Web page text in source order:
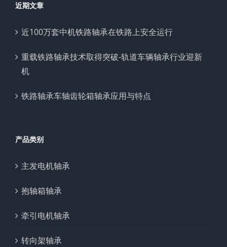
近期文章
近100万套中机铁路轴承在铁路上安全运行
重载铁路轴承技术取得突破-轨道车辆轴承行业迎新
机
铁路轴承车轴齿轮箱轴承应用与特点
产品类别
主发电机轴承
抱轴箱轴承
牵引电机轴承
转向架轴承